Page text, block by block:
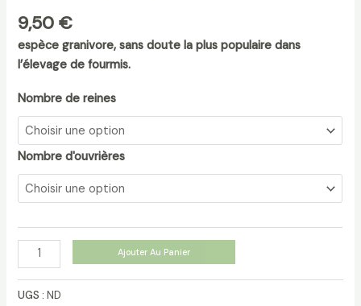
9,50€
espèce granivore, sans doute la plus populaire dans
l’élevage de fourmis.
Nombre de reines
Nombre d'ouvrières
Ajouter Au Panier
UGS :ND